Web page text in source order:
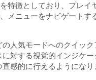
特徴としており、プレ
メニューをナビゲートす
人気モードへのクイック
対する視覚的インジケー
感的に行えるようになり